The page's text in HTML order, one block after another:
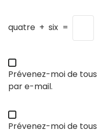
quatre + six =
Prévenez-moi de
par e-mail.
Prévenez-moi de